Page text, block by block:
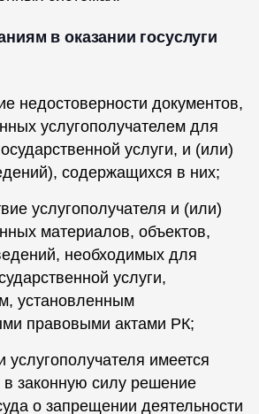
в оказании госуслуги
недостоверности документов,
услугополучателем для
услуги, и (или)
содержащихся в них;
услугополучателя и (или)
материалов, объектов,
необходимых для
услуги,
установленным
правовыми актами РК;
услугополучателя имеется
в законную силу решение
о запрещении деятельности